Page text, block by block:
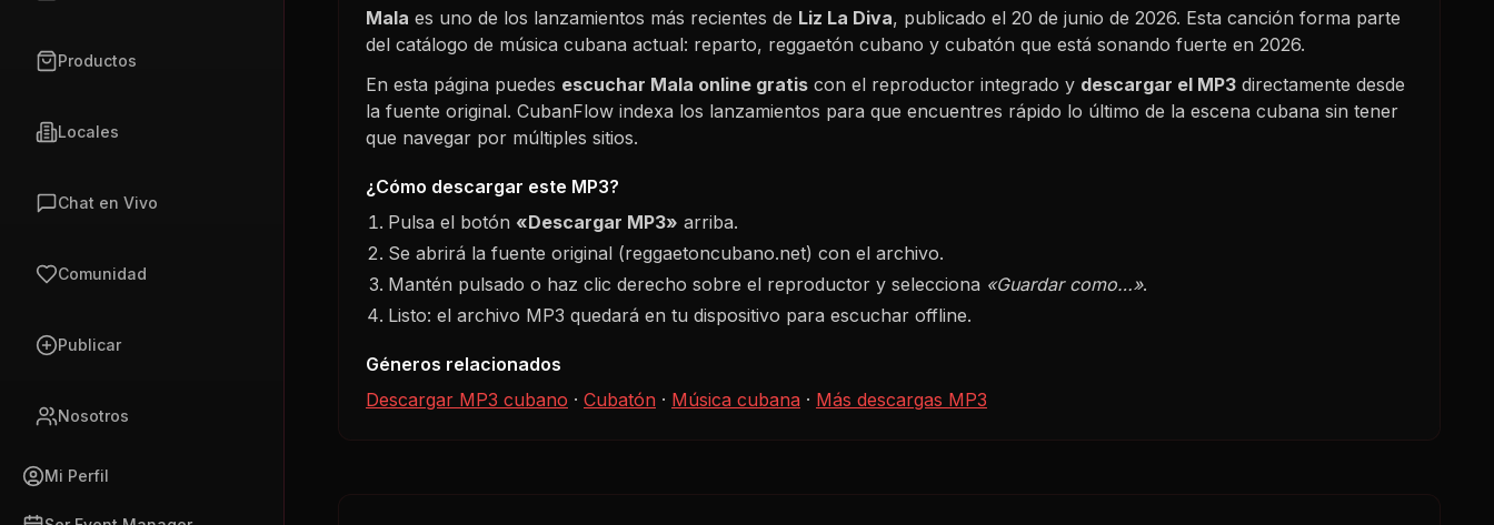
Productos
Locales
Chat en Vivo
Comunidad
Publicar
Nosotros
Mi Perfil
Mala es uno de los lanzamientos más recientes de Liz La Diva, publicado el 20 de junio de 2026. Esta canción forma parte
del catálogo de música cubana actual: reparto, reggaetón cubano y cubatón que está sonando fuerte en 2026.
En esta página puedes escuchar Mala online gratis con el reproductor integrado y descargar el MP3 directamente desde
la fuente original. CubanFlow indexa los lanzamientos para que encuentres rápido lo último de la escena cubana sin tener
que navegar por múltiples sitios.
¿Cómo descargar este MP3?
Pulsa el botón «Descargar MP3» arriba.
Se abrirá la fuente original (reggaetoncubano.net) con el archivo.
Mantén pulsado o haz clic derecho sobre el reproductor y selecciona «Guardar como…».
Listo: el archivo MP3 quedará en tu dispositivo para escuchar offline.
Géneros relacionados
Descargar MP3 cubano · Cubatón · Música cubana · Más descargas MP3